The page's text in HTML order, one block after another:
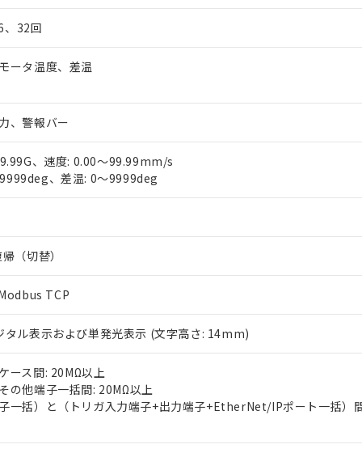
、32回
ータ温度、差温
、警報バー
、速度: 0.00～99.99mm/s
、差温: 0～9999deg
（切替）
TCP
タル表示および単発光表示 (文字高さ: 14mm)
ース間: 20MΩ以上
の他端子一括間: 20MΩ以上
子一括）と（トリガ入力端子+出力端子+EtherNet/IPポート一括）
能（部品リスト作成サービス）をご利用いただくには、I-Webメンバ
ブサイト上で当社にご登録された部品リストについて、当社および
用者とは、
ます。
状況などにより、予定月が前後することがあります。
ダウンロード
をダウンロードすることができます。
質）の非含有証明書
書（当社基準）
時点で非含有を証明するもので、過去に遡って非含有を証明するも
考欄に対応日を記載しておりました。
への在庫切替を完了していることから、特段のことがない限り、
10物質）のすべてが基準値以下であることを示します。
。当社販売部門へお問い合わせください。
新の在庫状況については、お客様のお取引先、またはお客様担当
・当社販売員にご確認ください)
種、また在庫状況の情報を公開していない機種